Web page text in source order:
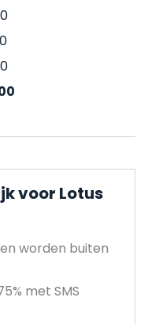
voor Lotus
worden buiten
met SMS